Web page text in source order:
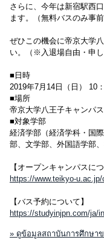
さらに、今年は新宿駅西
ます。（無料バスのみ事前
ぜひこの機会に帝京大学
い。（※入退場自由・申し
■日時
2019年7月14日（日） 10
■場所
帝京大学八王子キャンパス
■対象学部
経済学部（経済学科・国
部、文学部、外国語学部
【オープンキャンパスにつ
https://www.teikyo-
【バス予約について】
https://studyinjpn.com/ja/
» ดูข้อมูลสถาบันการศึกษาข